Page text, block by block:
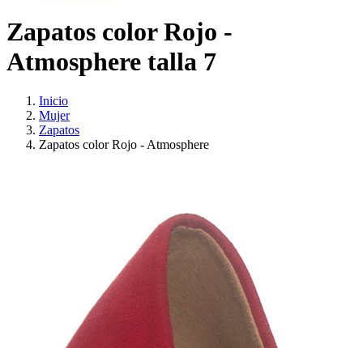
Zapatos color Rojo -
Atmosphere talla 7
Inicio
Mujer
Zapatos
Zapatos color Rojo - Atmosphere